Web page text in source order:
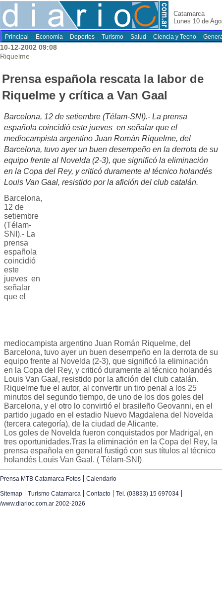
Catamarca
Lunes 10 de
Principal Economia Deportes Turismo Salud Ciencia y Tecno
10-12-2002 09:08
Riquelme
Prensa española rescata la labor de
Riquelme y crítica a Van Gaal
Barcelona, 12 de setiembre (Télam-SNI).- La prensa
española coincidió este jueves en señalar que el
mediocampista argentino Juan Román Riquelme, del
Barcelona, tuvo ayer un buen desempeño en la derrota de su
equipo frente al Novelda (2-3), que significó la eliminación
en la Copa del Rey, y criticó duramente al técnico holandés
Louis Van Gaal, resistido por la afición del club catalán.
Barcelona,
12 de
setiembre
(Télam-
SNI).- La
prensa
española
coincidió
este
jueves en
señalar
que el
mediocampista argentino Juan Román Riquelme, del
Barcelona, tuvo ayer un buen desempeño en la derrota de su
equipo frente al Novelda (2-3), que significó la eliminación
en la Copa del Rey, y criticó duramente al técnico holandés
Louis Van Gaal, resistido por la afición del club catalán.
Riquelme fue el autor, al convertir un tiro penal a los 25
minutos del segundo tiempo, de uno de los dos goles del
Barcelona, y el otro lo convirtió el brasileño Geovanni, en el
partido jugado en el estadio Nuevo Magdalena del Novelda
(tercera categoría), de la ciudad de Alicante.
Los goles de Novelda fueron conquistados por Madrigal, en
tres oportunidades.Tras la eliminación en la Copa del Rey, la
prensa española en general fustigó con sus títulos al técnico
holandés Louis Van Gaal. ( Télam-SNI)
Prensa MTB Catamarca Fotos | Calendario
Sitemap | Turismo Catamarca | Contacto | Tel. (03833) 15 697034 |
/www.diarioc.com.ar 2002-2026